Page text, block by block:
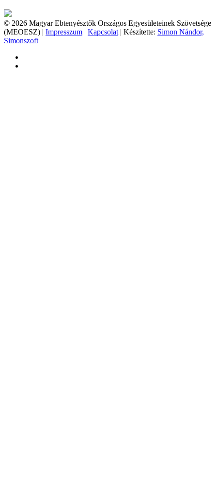
© 2026 Magyar Ebtenyésztők Országos Egyesületeinek Szövetsége
(MEOESZ) | Impresszum | Kapcsolat | Készítette: Simon Nándor,
Simonszoft